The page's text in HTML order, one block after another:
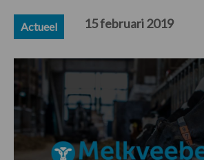
Actueel 15 februari 2019